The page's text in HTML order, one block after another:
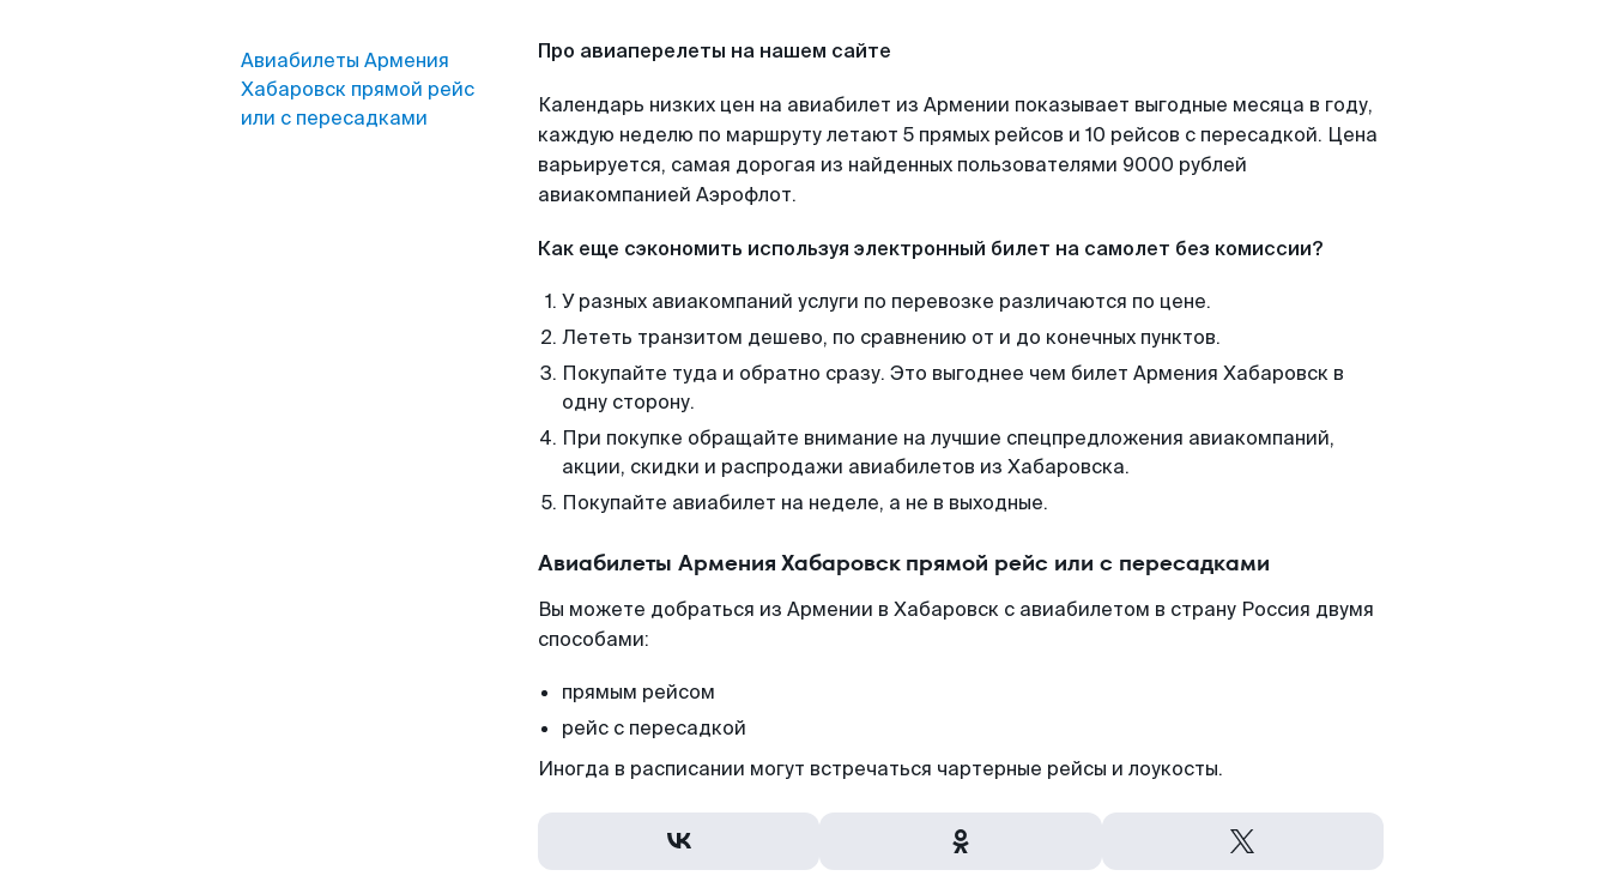
Авиабилеты Армения
Хабаровск прямой рейс
или с пересадками
Про авиаперелеты на нашем сайте
Календарь низких цен на авиабилет из Армении показывает выгодные месяца в году,
каждую неделю по маршруту летают 5 прямых рейсов и 10 рейсов с пересадкой. Цена
варьируется, самая дорогая из найденных пользователями 9000 рублей
авиакомпанией Аэрофлот.
Как еще сэкономить используя электронный билет на самолет без комиссии?
У разных авиакомпаний услуги по перевозке различаются по цене.
Лететь транзитом дешево, по сравнению от и до конечных пунктов.
Покупайте туда и обратно сразу. Это выгоднее чем билет Армения Хабаровск в
одну сторону.
При покупке обращайте внимание на лучшие спецпредложения авиакомпаний,
акции, скидки и распродажи авиабилетов из Хабаровска.
Покупайте авиабилет на неделе, а не в выходные.
Авиабилеты Армения Хабаровск прямой рейс или с пересадками
Вы можете добраться из Армении в Хабаровск с авиабилетом в страну Россия двумя
способами:
прямым рейсом
рейс с пересадкой
Иногда в расписании могут встречаться чартерные рейсы и лоукосты.